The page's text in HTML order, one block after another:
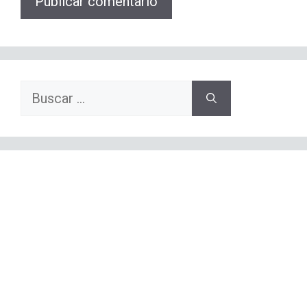
Buscar: